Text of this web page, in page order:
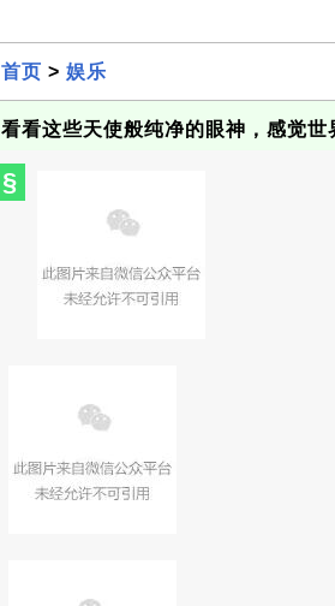
首页 > 娱乐
看看这些天使般纯净的眼神，感觉世
§